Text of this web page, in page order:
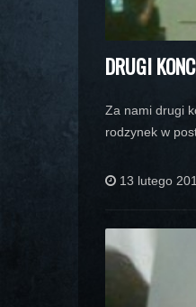
DRUGI
Za nami drugi
rodzynek w
13 lutego